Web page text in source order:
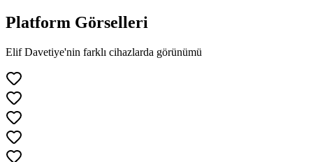
Platform Görselleri
Elif Davetiye'nin farklı cihazlarda görünümü